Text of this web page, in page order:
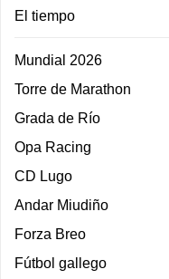
El tiempo
Mundial 2026
Torre de Marathon
Grada de Río
Opa Racing
CD Lugo
Andar Miudiño
Forza Breo
Fútbol gallego